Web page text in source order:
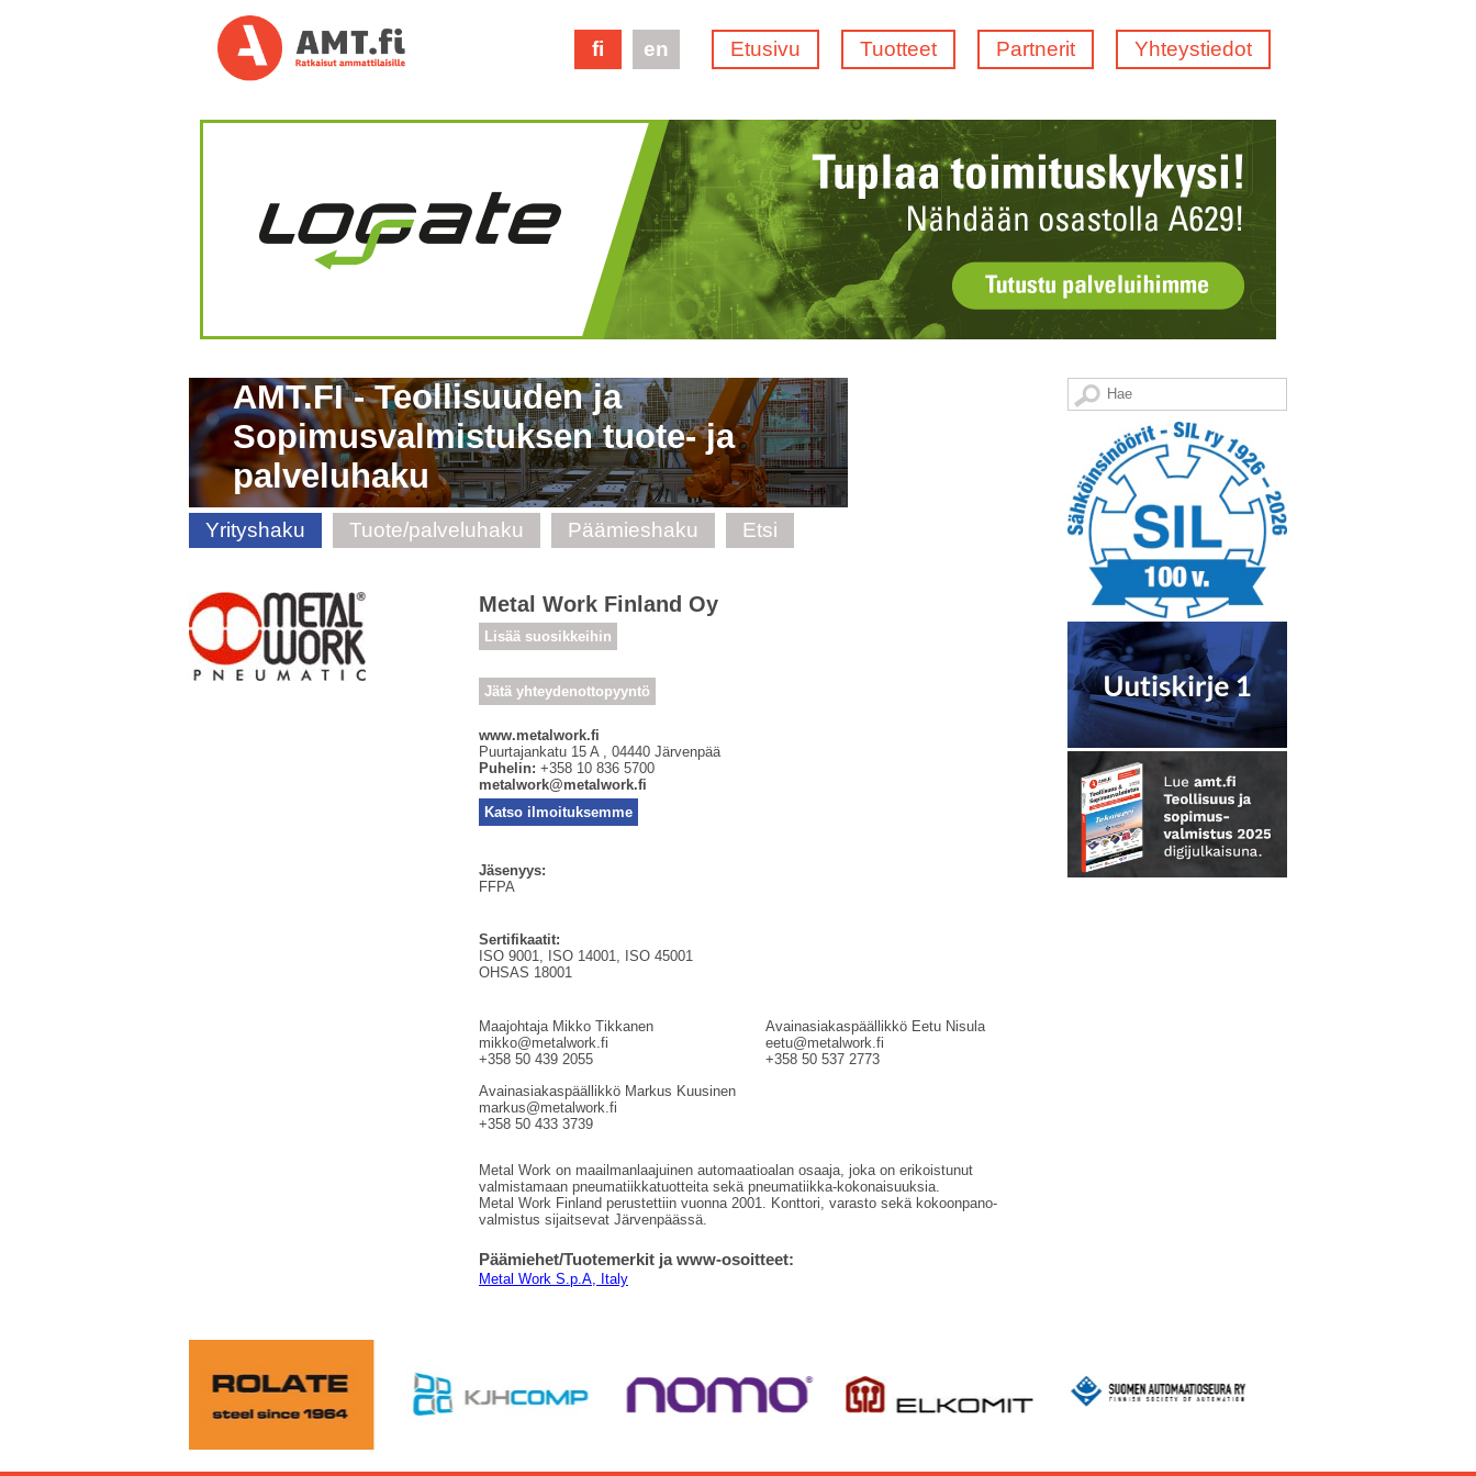
Etusivu Tuotteet Partnerit Yhteystiedot
fi en
AMT.FI - Teollisuuden ja
Sopimusvalmistuksen tuote- ja
palveluhaku
Yrityshaku Tuote/palveluhaku Päämieshaku Etsi
Metal Work Finland Oy
Lisää suosikkeihin
Jätä yhteydenottopyyntö
www.metalwork.fi
Puurtajankatu 15 A
04440 Järvenpää
Puhelin: +358 10 836 5700
metalwork@metalwork.fi
Katso ilmoituksemme
Jäsenyys:
FFPA
Sertifikaatit:
ISO 9001, ISO 14001, ISO 45001
OHSAS 18001
Maajohtaja Mikko Tikkanen
mikko@metalwork.fi
+358 50 439 2055
Avainasiakaspäällikkö Eetu Nisula
eetu@metalwork.fi
+358 50 537 2773
Avainasiakaspäällikkö Markus Kuusinen
markus@metalwork.fi
+358 50 433 3739
Metal Work on maailmanlaajuinen automaatioalan osaaja, joka on erikoistunut
valmistamaan pneumatiikkatuotteita sekä pneumatiikka-kokonaisuuksia.
Metal Work Finland perustettiin vuonna 2001. Konttori, varasto sekä kokoonpano-
valmistus sijaitsevat Järvenpäässä.
Päämiehet/Tuotemerkit ja www-osoitteet:
Metal Work S.p.A, Italy